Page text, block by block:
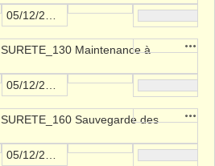
Maintenance à
Sauvegarde des